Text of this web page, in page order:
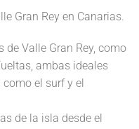
Gran Rey en Canarias.
Valle Gran Rey, como
ambas ideales
el surf y el
de la isla desde el